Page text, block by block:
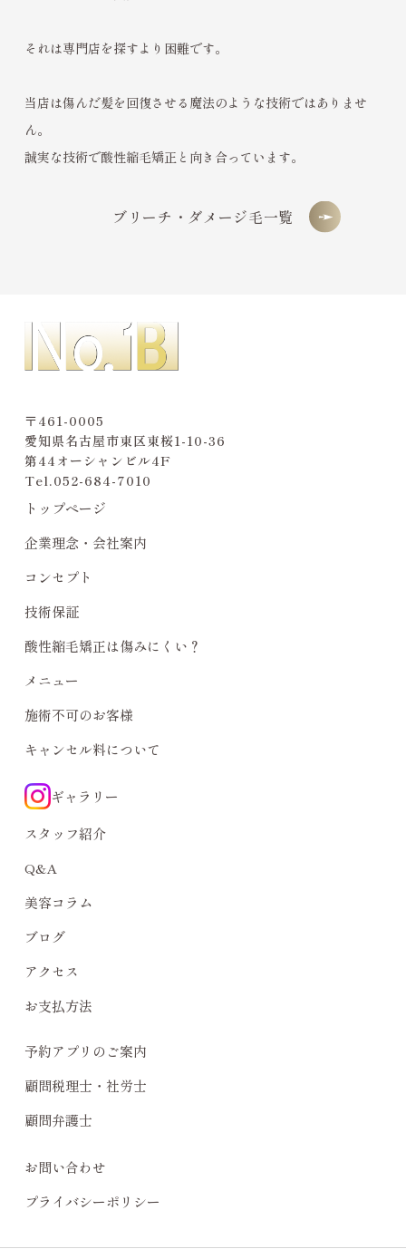
それは専門店を探すより困難です。
当店は傷んだ髪を回復させる魔法のような技術ではありませ
ん。
誠実な技術で酸性縮毛矯正と向き合っています。
ブリーチ・ダメージ毛一覧
〒461-0005
愛知県名古屋市東区東桜1-10-36
第44オーシャンビル4F
Tel.052-684-7010
トップページ
企業理念・会社案内
コンセプト
技術保証
酸性縮毛矯正は傷みにくい？
メニュー
施術不可のお客様
キャンセル料について
ギャラリー
スタッフ紹介
Q&A
美容コラム
ブログ
アクセス
お支払方法
予約アプリのご案内
顧問税理士・社労士
顧問弁護士
お問い合わせ
プライバシーポリシー